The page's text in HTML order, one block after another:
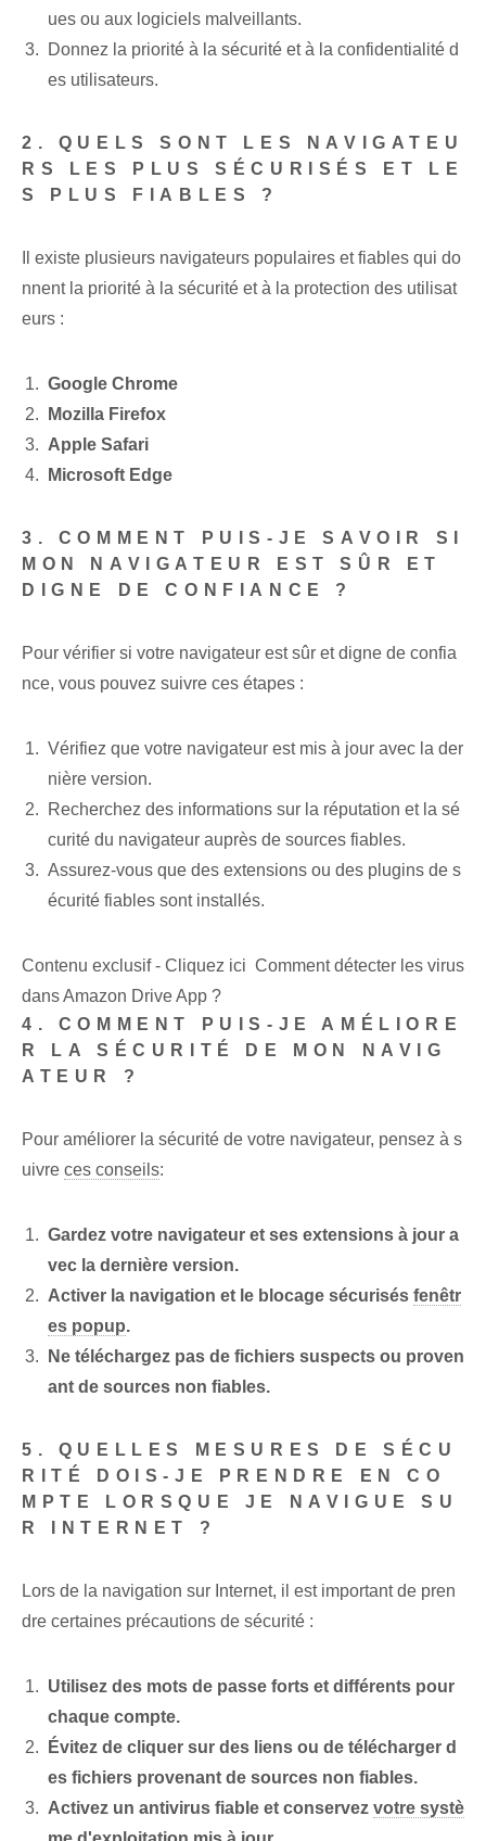
ues ou aux logiciels malveillants.
Donnez la priorité à la sécurité et à la confidentialité d
es utilisateurs.
2. QUELS SONT LES NAVIGATEU
RS LES PLUS SÉCURISÉS ET LE
S PLUS FIABLES ?
Il existe plusieurs navigateurs populaires et fiables qui do
nnent la priorité à la sécurité et à la protection des utilisat
eurs :
Google Chrome
Mozilla Firefox
Apple Safari
Microsoft Edge
3. COMMENT PUIS-JE SAVOIR SI
MON NAVIGATEUR EST SÛR ET
DIGNE DE CONFIANCE ?
Pour vérifier si votre navigateur est sûr et digne de confia
nce, vous pouvez suivre ces étapes :
Vérifiez que votre navigateur est mis à jour avec la der
nière version.
Recherchez des informations sur la réputation et la sé
curité du navigateur auprès de sources fiables.
Assurez-vous que des extensions ou des plugins de s
écurité fiables sont installés.
Contenu exclusif - Cliquez ici Comment détecter les virus
dans Amazon Drive App ?
4. COMMENT PUIS-JE AMÉLIORE
R LA SÉCURITÉ DE MON NAVIG
ATEUR ?
Pour améliorer la sécurité de votre navigateur, pensez à s
uivre ces conseils:
Gardez votre navigateur et ses extensions à jour a
vec la dernière version.
Activer la navigation et le blocage sécurisés fenêtr
es popup.
Ne téléchargez pas de fichiers suspects ou proven
ant de sources non fiables.
5. QUELLES MESURES DE SÉCU
RITÉ DOIS-JE PRENDRE EN CO
MPTE LORSQUE JE NAVIGUE SU
R INTERNET ?
Lors de la navigation sur Internet, il est important de pren
dre certaines précautions de sécurité :
Utilisez des mots de passe forts et différents pour
chaque compte.
Évitez de cliquer sur des liens ou de télécharger d
es fichiers provenant de sources non fiables.
Activez un antivirus fiable et conservez votre systè